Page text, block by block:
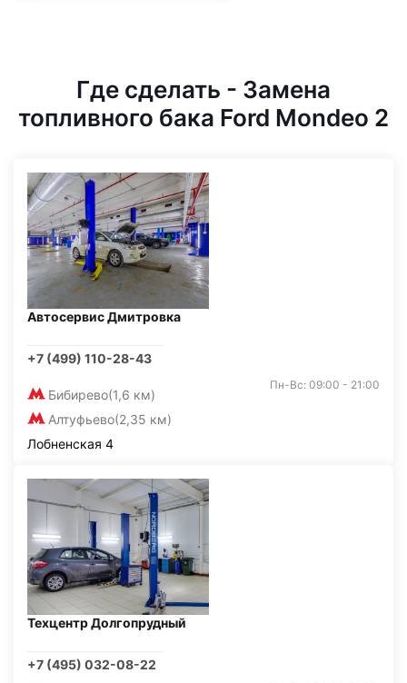
Где сделать - Замена
топливного бака Ford Mondeo 2
Автосервис Дмитровка
+7 (499) 110-28-43
Бибирево(1,6 км)
Алтуфьево(2,35 км)
Пн-Вс: 09:00 - 21:00
Лобненская 4
Техцентр Долгопрудный
+7 (495) 032-08-22